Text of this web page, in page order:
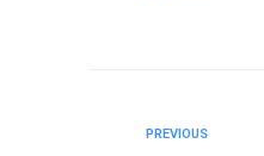
PREVIOUS